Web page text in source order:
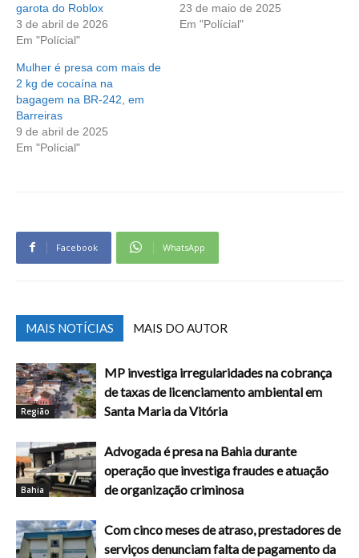
garota do Roblox
3 de abril de 2026
Em "Polícial"
23 de maio de 2025
Em "Polícial"
Mulher é presa com mais de
2 kg de cocaína na
bagagem na BR-242, em
Barreiras
9 de abril de 2025
Em "Polícial"
Facebook WhatsApp
MAIS NOTÍCIAS MAIS DO AUTOR
Região
MP investiga irregularidades na cobrança
de taxas de licenciamento ambiental em
Santa Maria da Vitória
Bahia
Advogada é presa na Bahia durante
operação que investiga fraudes e atuação
de organização criminosa
Com cinco meses de atraso, prestadores de
serviços denunciam falta de pagamento da